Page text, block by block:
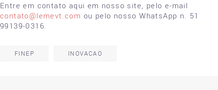
Entre em contato aqui em nosso site, pelo e-mail
contato@lemevt.com ou pelo nosso WhatsApp n. 51
99139-0316.
FINEP INOVACAO